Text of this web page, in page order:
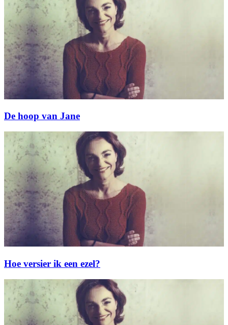
De hoop van Jane
Hoe versier ik een ezel?